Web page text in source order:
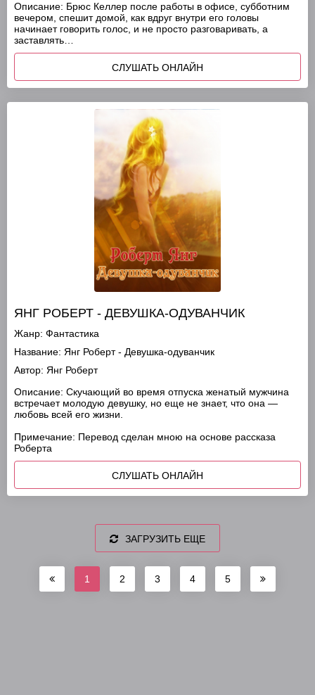
Описание: Брюс Келлер после работы в офисе, субботним
вечером, спешит домой, как вдруг внутри его головы
начинает говорить голос, и не просто разговаривать, а
заставлять…
СЛУШАТЬ ОНЛАЙН
ЯНГ РОБЕРТ - ДЕВУШКА-ОДУВАНЧИК
Жанр: Фантастика
Название: Янг Роберт - Девушка-одуванчик
Автор: Янг Роберт
Описание: Скучающий во время отпуска женатый мужчина
встречает молодую девушку, но еще не знает, что она —
любовь всей его жизни.
Примечание: Перевод сделан мною на основе рассказа
Роберта
СЛУШАТЬ ОНЛАЙН
ЗАГРУЗИТЬ ЕЩЕ
1 2 3 4 5